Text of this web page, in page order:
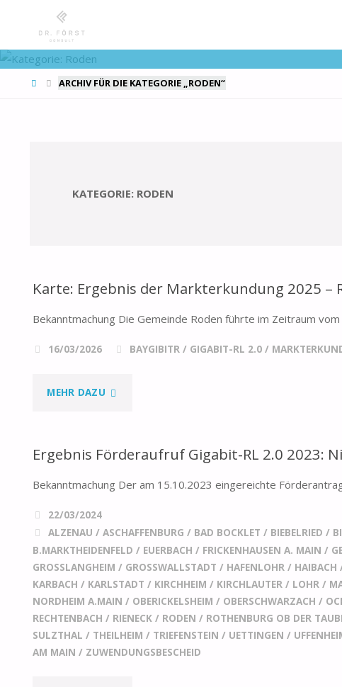
STARTARCHIV FÜR DIE KATEGORIE „RODEN“
KATEGORIE: RODEN
Karte: Ergebnis der Markterkundung 2025 –
Bekanntmachung Die Gemeinde Roden führte im Zeitraum
16/03/2026 BAYGIBITR/ GIGABIT-RL 2.0/
MEHR DAZU"KARTE:
DER
MARKTERKUNDUNG
–
RODEN"
Ergebnis Förderaufruf Gigabit-RL 2.0 2023:
Bekanntmachung Der am 15.10.2023 eingereichte
22/03/2024
ALZENAU / ASCHAFFENBURG / BAD BOCKLET / BIEBELRIED /
B.MARKTHEIDENFELD / EUERBACH / FRICKENHAUSEN A. MAIN /
GROSSLANGHEIM
/ GROSSWALLSTADT / HAFENLOHR / HAIBACH
KARBACH / KARLSTADT / KIRCHHEIM / KIRCHLAUTER / LOHR /
NORDHEIM A.MAIN / OBERICKELSHEIM / OBERSCHWARZACH /
RECHTENBACH / RIENECK / RODEN / ROTHENBURG OB DER
SULZTHAL / THEILHEIM / TRIEFENSTEIN / UETTINGEN /
AM MAIN / ZUWENDUNGSBESCHEID